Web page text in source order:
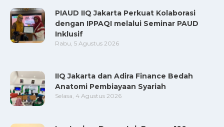
PIAUD IIQ Jakarta Perkuat Kolaborasi
dengan IPPAQI melalui Seminar PAUD
Inklusif
Rabu, 5 Agustus 2026
IIQ Jakarta dan Adira Finance Bedah
Anatomi Pembiayaan Syariah
Selasa, 4 Agustus 2026